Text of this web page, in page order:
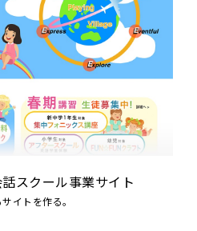
スクール事業サイト
イトを作る。